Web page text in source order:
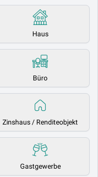
Haus
Büro
Zinshaus / Renditeobjekt
Gastgewerbe